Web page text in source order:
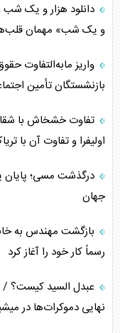
دانلود هزار و یک شب
و یک شب» مهمان
بازنشستگان تأمین
تفاوت خشخاش با
اولیفرا و تفاوت آن
جهان
بازگشت مهندس به
رسماً کار خود را آغاز کرد
عبدل السید کیست؟ /
نهایی دموکرات‌ها در